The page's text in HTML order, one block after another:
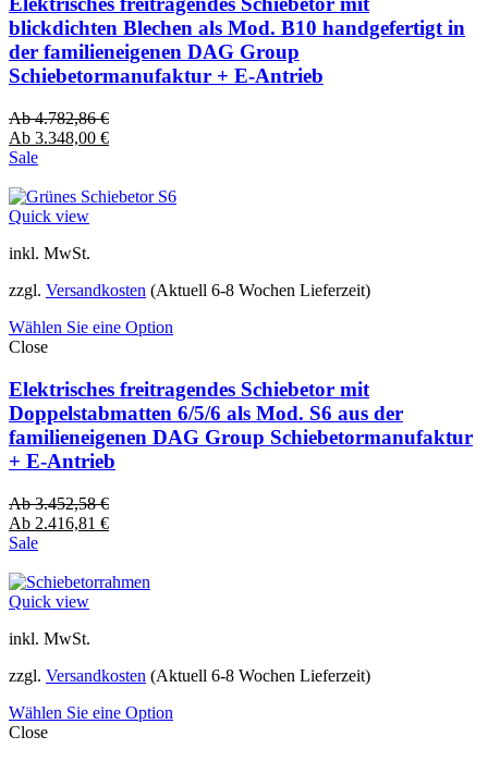
blickdichten Blechen als Mod. B10 handgefertigt in
der familieneigenen DAG Group
Schiebetormanufaktur + E-Antrieb
Ab4.782,86€
Ab 3.348,00 €
Sale
Quick view
inkl. MwSt.
zzgl. Versandkosten (Aktuell 6-8 Wochen Lieferzeit)
Wählen Sie eine Option
Close
Elektrisches freitragendes Schiebetor mit
Doppelstabmatten 6/5/6 als Mod. S6 aus der
familieneigenen DAG Group Schiebetormanufaktur
+ E-Antrieb
Ab3.452,58€
Ab 2.416,81 €
Sale
Quick view
inkl. MwSt.
zzgl. Versandkosten (Aktuell 6-8 Wochen Lieferzeit)
Wählen Sie eine Option
Close